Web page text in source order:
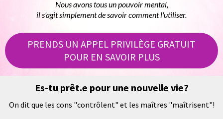
Nous avons tous un pouvoir mental,
il s'agit simplement de savoir comment l'utiliser.
PRENDS UN APPEL PRIVILÈGE GRATUIT
POUR EN SAVOIR PLUS
Es-tu prêt.e pour une nouvelle vie?
On dit que les cons "contrôlent" et les maîtres "maîtrisent"!